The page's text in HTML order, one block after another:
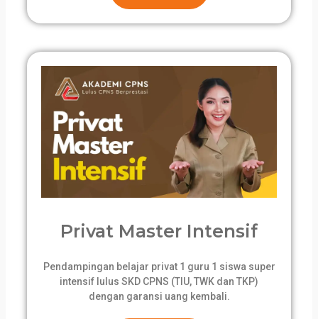
Privat Master Intensif
Pendampingan belajar privat 1 guru 1 siswa super
intensif lulus SKD CPNS (TIU, TWK dan TKP)
dengan garansi uang kembali.